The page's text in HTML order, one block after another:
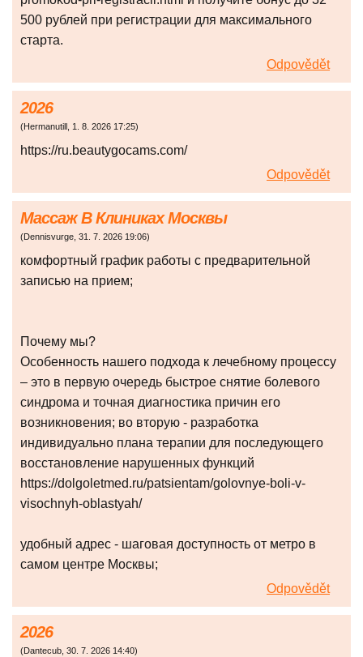
500 рублей при регистрации для максимального
старта.
Odpovědět
2026
(Hermanutill , 1. 8. 2026 17:25)
https://ru.beautygocams.com/
Odpovědět
Массаж В Клиниках Москвы
(Dennisvurge, 31. 7. 2026 19:06)
комфортный график работы с предварительной
записью на прием;
Почему мы?
Особенность нашего подхода к лечебному процессу
– это в первую очередь быстрое снятие болевого
синдрома и точная диагностика причин его
возникновения; во вторую - разработка
индивидуально плана терапии для последующего
восстановление нарушенных функций
https://dolgoletmed.ru/patsientam/golovnye-boli-v-
visochnyh-oblastyah/
удобный адрес - шаговая доступность от метро в
самом центре Москвы;
Odpovědět
2026
(Dantecub, 30. 7. 2026 14:40)